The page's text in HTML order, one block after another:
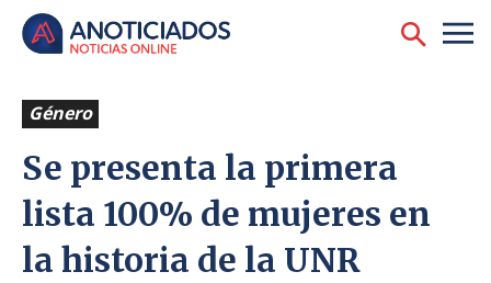
Género
Se presenta la primera
lista 100% de mujeres en
la historia de la UNR